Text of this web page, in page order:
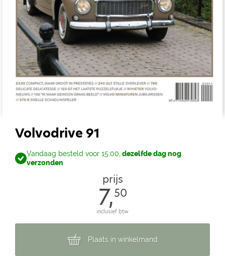
Volvodrive 91
Vandaag besteld voor 15:00, dezelfde dag nog
verzonden
prijs
7,50
inclusief btw
Plaats in winkelmand